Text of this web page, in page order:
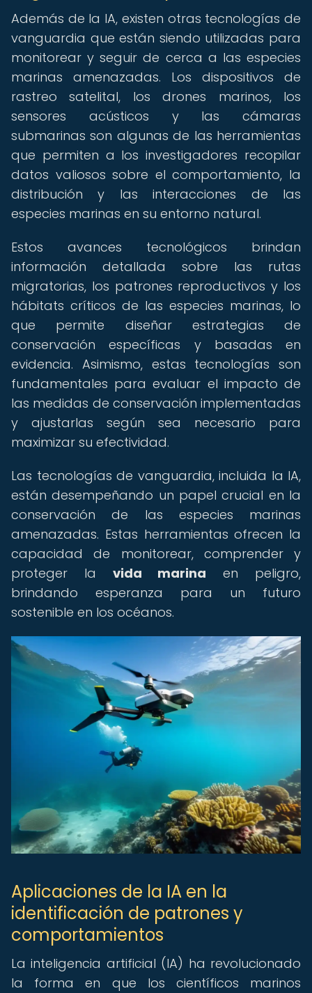
Además de la IA, existen otras tecnologías de
vanguardia que están siendo utilizadas para
monitorear y seguir de cerca a las especies
marinas amenazadas. Los dispositivos de
rastreo satelital, los drones marinos, los
sensores acústicos y las cámaras
submarinas son algunas de las herramientas
que permiten a los investigadores recopilar
datos valiosos sobre el comportamiento, la
distribución y las interacciones de las
especies marinas en su entorno natural.
Estos avances tecnológicos brindan
información detallada sobre las rutas
migratorias, los patrones reproductivos y los
hábitats críticos de las especies marinas, lo
que permite diseñar estrategias de
conservación específicas y basadas en
evidencia. Asimismo, estas tecnologías son
fundamentales para evaluar el impacto de
las medidas de conservación implementadas
y ajustarlas según sea necesario para
maximizar su efectividad.
Las tecnologías de vanguardia, incluida la IA,
están desempeñando un papel crucial en la
conservación de las especies marinas
amenazadas. Estas herramientas ofrecen la
capacidad de monitorear, comprender y
proteger la vida marina en peligro,
brindando esperanza para un futuro
sostenible en los océanos.
Aplicaciones de la IA en la
identificación de patrones y
comportamientos
La inteligencia artificial (IA) ha revolucionado
la forma en que los científicos marinos